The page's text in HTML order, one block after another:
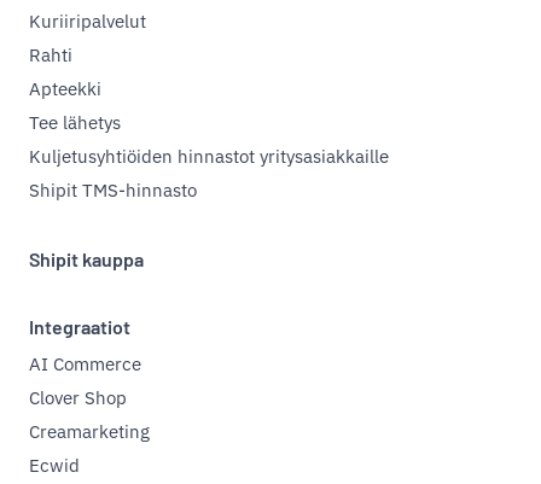
Kuriiripalvelut
Rahti
Apteekki
Tee lähetys
Kuljetusyhtiöiden hinnastot yritysasiakkaille
Shipit TMS-hinnasto
Shipit kauppa
Integraatiot
AI Commerce
Clover Shop
Creamarketing
Ecwid